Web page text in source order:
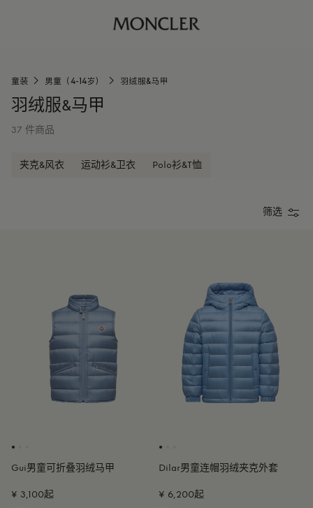
童装 男童（4-14岁） 羽绒服&马甲
羽绒服&马甲
37 件商品
夹克&风衣 运动衫&卫衣 Polo衫&T恤
筛选
Gui男童可折叠羽绒马甲
¥ 3,100起
Dilar男童连帽羽绒夹克外套
¥ 6,200起